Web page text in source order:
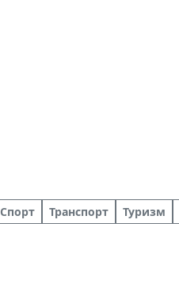
Спорт Транспорт Туризм